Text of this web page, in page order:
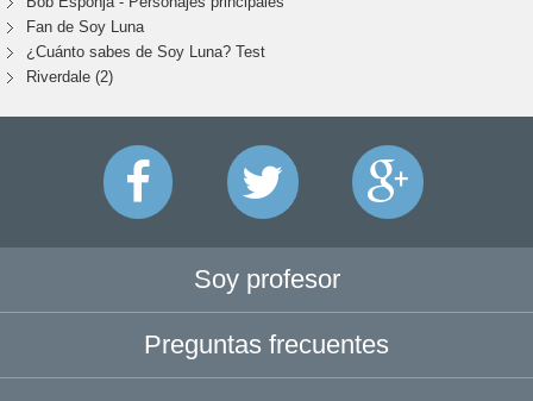
Fan de Soy Luna
¿Cuánto sabes de Soy Luna? Test
Riverdale (2)
Soy profesor
Preguntas frecuentes